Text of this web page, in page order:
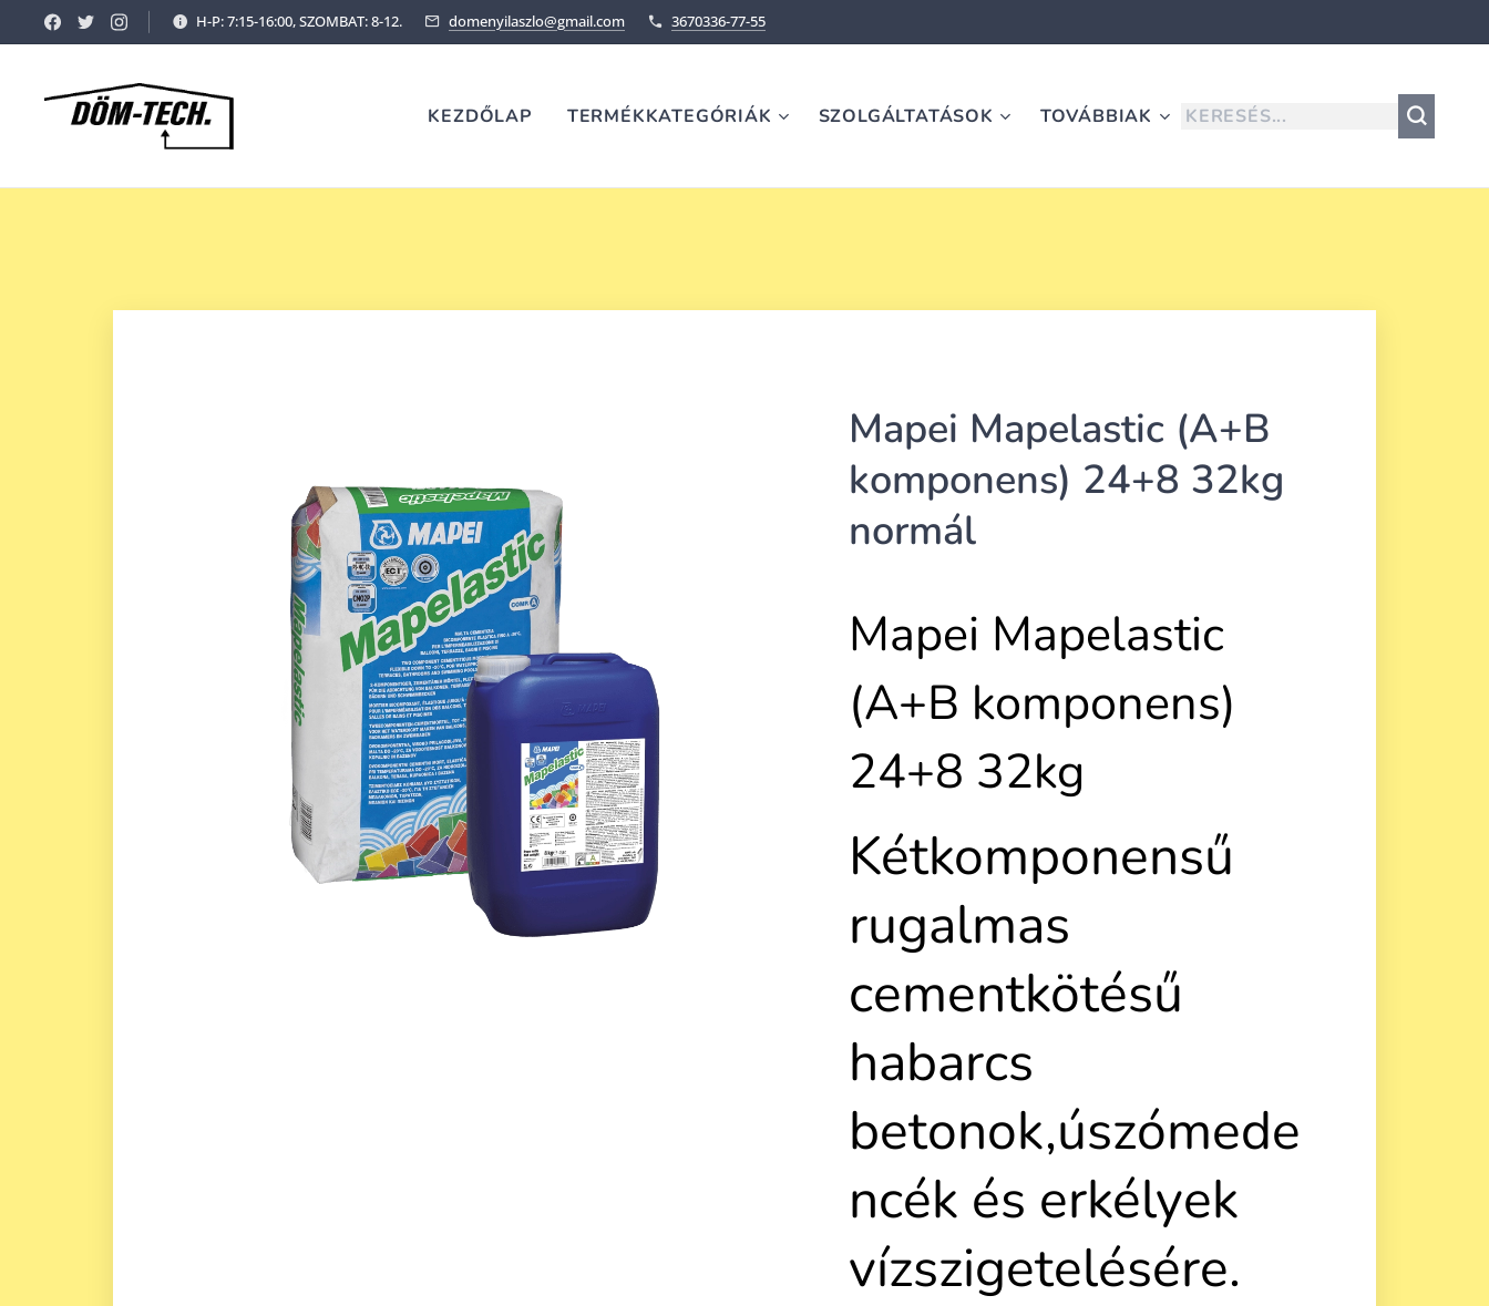
H-P: 7:15-16:00, SZOMBAT: 8-12. domenyilaszlo@gmail.com 3670336-77-55
KEZDŐLAP TERMÉKKATEGÓRIÁK SZOLGÁLTATÁSOK TOVÁBBIAK
Mapei Mapelastic (A+B
komponens) 24+8 32kg
normál
Mapei Mapelastic
(A+B komponens)
24+8 32kg
Kétkomponensű
rugalmas
cementkötésű
habarcs
betonok,úszómede
ncék és erkélyek
vízszigetelésére.